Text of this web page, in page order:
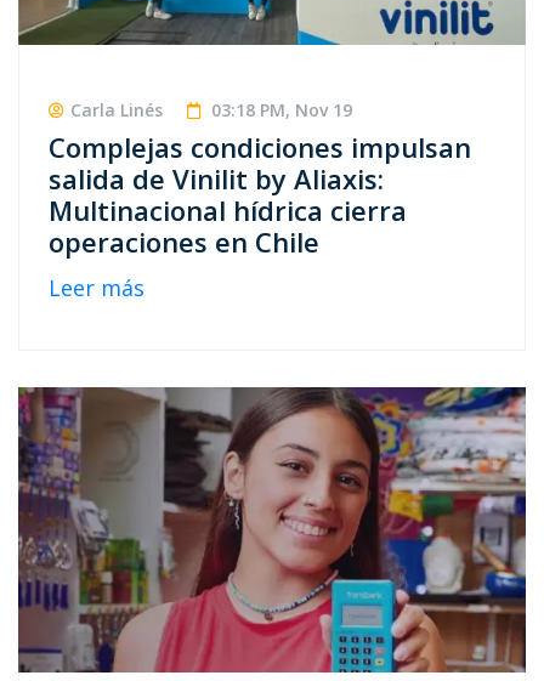
Carla Linés 03:18 PM, Nov 19
Complejas condiciones impulsan
salida de Vinilit by Aliaxis:
Multinacional hídrica cierra
operaciones en Chile
Leer más